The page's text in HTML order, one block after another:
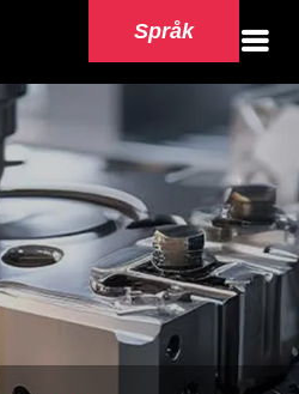
Språk